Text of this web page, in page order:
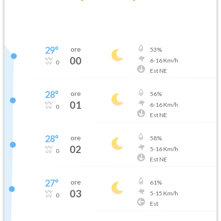
29°
0
ore
00
53%
6-16Km/h
Est NE
28°
0
ore
01
56%
6-16Km/h
Est NE
28°
0
ore
02
58%
5-16Km/h
Est NE
27°
0
ore
03
61%
5-15 Km/h
Est